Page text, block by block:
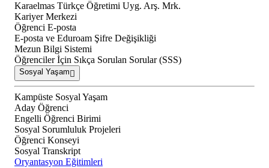
Karaelmas Türkçe Öğretimi Uyg. Arş. Mrk.
Kariyer Merkezi
Öğrenci E-posta
E-posta ve Eduroam Şifre Değişikliği
Mezun Bilgi Sistemi
Öğrenciler İçin Sıkça Sorulan Sorular (SSS)
Sosyal Yaşam
Kampüste Sosyal Yaşam
Aday Öğrenci
Engelli Öğrenci Birimi
Sosyal Sorumluluk Projeleri
Öğrenci Konseyi
Sosyal Transkript
Oryantasyon Eğitimleri